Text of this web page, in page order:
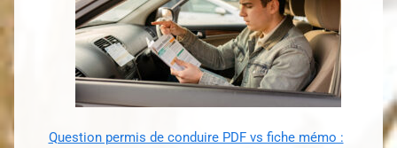
Question permis de conduire PDF vs fiche mémo :